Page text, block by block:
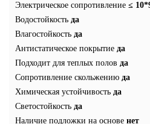
Электрическое сопротивление ≤
Водостойкость да
Влагостойкость да
Антистатическое покрытие да
Подходит для теплых полов да
Сопротивление скольжению да
Химическая устойчивость да
Светостойкость да
Наличие подложки на основе нет